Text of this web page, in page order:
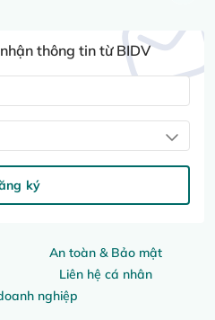
An toàn & Bảo mật
Liên hệ cá nhân
nghiệp
thông tin từ BIDV
ký